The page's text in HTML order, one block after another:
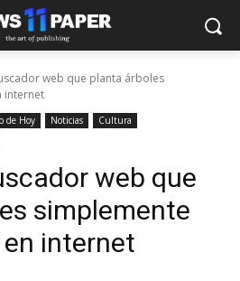
web que planta árboles
internet
de Hoy Noticias
Cultura
web que
simplemente
internet